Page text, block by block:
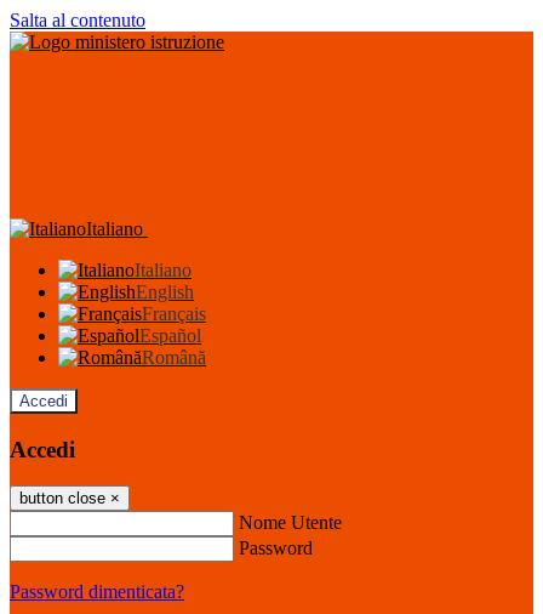
Salta al contenuto
Italiano
Italiano
English
Français
Español
Română
Accedi
Accedi
button close ×
Nome Utente
Password
Password dimenticata?